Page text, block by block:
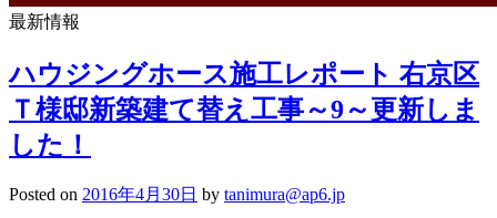
最新情報
ハウジングホース施工レポート 右京区
Ｔ様邸新築建て替え工事～9～更新しま
した！
Posted on 2016年4月30日 by tanimura@ap6.jp